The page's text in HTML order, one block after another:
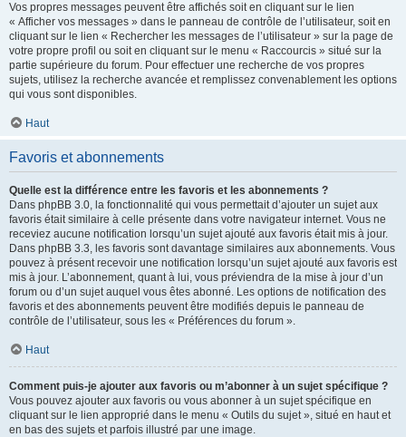
Vos propres messages peuvent être affichés soit en cliquant sur le lien
« Afficher vos messages » dans le panneau de contrôle de l’utilisateur, soit en
cliquant sur le lien « Rechercher les messages de l’utilisateur » sur la page de
votre propre profil ou soit en cliquant sur le menu « Raccourcis » situé sur la
partie supérieure du forum. Pour effectuer une recherche de vos propres
sujets, utilisez la recherche avancée et remplissez convenablement les options
qui vous sont disponibles.
Haut
Favoris et abonnements
Quelle est la différence entre les favoris et les abonnements ?
Dans phpBB 3.0, la fonctionnalité qui vous permettait d’ajouter un sujet aux
favoris était similaire à celle présente dans votre navigateur internet. Vous ne
receviez aucune notification lorsqu’un sujet ajouté aux favoris était mis à jour.
Dans phpBB 3.3, les favoris sont davantage similaires aux abonnements. Vous
pouvez à présent recevoir une notification lorsqu’un sujet ajouté aux favoris est
mis à jour. L’abonnement, quant à lui, vous préviendra de la mise à jour d’un
forum ou d’un sujet auquel vous êtes abonné. Les options de notification des
favoris et des abonnements peuvent être modifiés depuis le panneau de
contrôle de l’utilisateur, sous les « Préférences du forum ».
Haut
Comment puis-je ajouter aux favoris ou m’abonner à un sujet spécifique ?
Vous pouvez ajouter aux favoris ou vous abonner à un sujet spécifique en
cliquant sur le lien approprié dans le menu « Outils du sujet », situé en haut et
en bas des sujets et parfois illustré par une image.